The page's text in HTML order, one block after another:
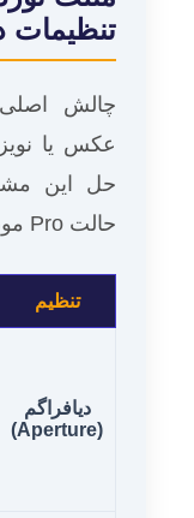
تنظیمات
چالش
عکس یا
حل این
حالت Pro موبایل) را دستکاری کنید:
تنظیم
دیافراگم
(Aperture)